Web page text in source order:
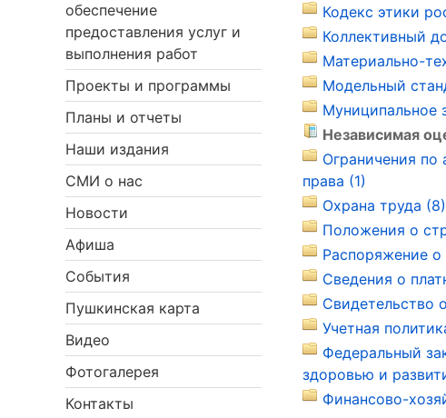
обеспечение
предоставления услуг и
выполнения работ
Проекты и программы
Планы и отчеты
Наши издания
СМИ о нас
Новости
Афиша
События
Пушкинская карта
Видео
Фотогалерея
Контакты
Кодекс этики
Коллективный
Материально-
Модельный
Муниципальное
Независимая
Ограничения по
права (1)
Охрана труда (8)
Положения о
Распоряжение о
Сведения о
Свидетельство
Учетная
Федеральный
здоровью и
Финансово-